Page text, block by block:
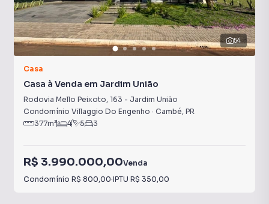
54
Casa
Casa à Venda em Jardim União
Rodovia Mello Peixoto, 163 - Jardim União
Condomínio Villaggio Do Engenho · Cambé, PR
377m² 4 5 3
R$ 3.990.000,00Venda
Condomínio R$ 800,00·IPTU R$ 350,00